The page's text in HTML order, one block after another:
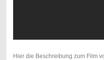
Hier die Beschreibung zum Film